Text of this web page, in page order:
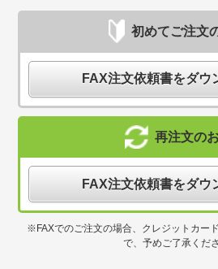
初めてご注文
FAX注文依頼書をダウ
再注文の
FAX注文依頼書をダウ
※FAXでのご注文の場合、クレジットカー
で、予めご了承くださ